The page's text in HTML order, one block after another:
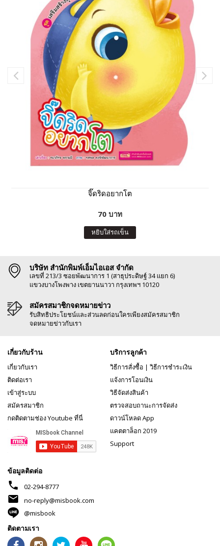
จิ๊ดริดอยากโต
70 บาท
หยิบใส่รถเข็น
บริษัท สำนักพิมพ์เอ็มไอเอส จำกัด
เลขที่ 213/3 ซอยพัฒนาการ 1 (สาธุประดิษฐ์ 34 แยก 6)
แขวงบางโพงพาง เขตยานนาวา กรุงเทพฯ 10120
สมัครสมาชิกจดหมายข่าว
รับสิทธิประโยชน์และส่วนลดก่อนใครเพียงสมัครสมาชิก
จดหมายข่าวกับเรา
เกี่ยวกับร้าน
เกี่ยวกับเรา
ติดต่อเรา
เข้าสู่ระบบ
สมัครสมาชิก
กดติดตามช่อง Youtube ที่นี่
บริการลูกค้า
วิธีการสั่งซื้อ | วิธีการชำระเงิน
แจ้งการโอนเงิน
วิธีจัดส่งสินค้า
ตรวจสอบถานะการจัดส่ง
ดาวน์โหลด App
แคตตาล็อก 2019
Support
ข้อมูลติดต่อ
phone 02-294-8777
mail
no-reply@misbook.com
@misbook
ติดตามเรา